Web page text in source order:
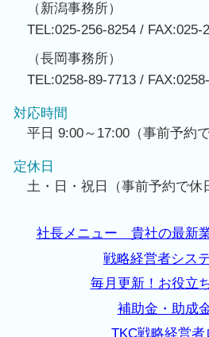
（新潟事務所）
TEL:025-256-8254 / FAX:025-
（長岡事務所）
TEL:0258-89-7713 /
対応時間
平日 9:00～17:00（事前予約
定休日
土・日・祝日（事前予約で休
社長メニュー 貴社の最新
戦略経営者シス
毎月更新！お役立
補助金・助成
TKC戦略経営者